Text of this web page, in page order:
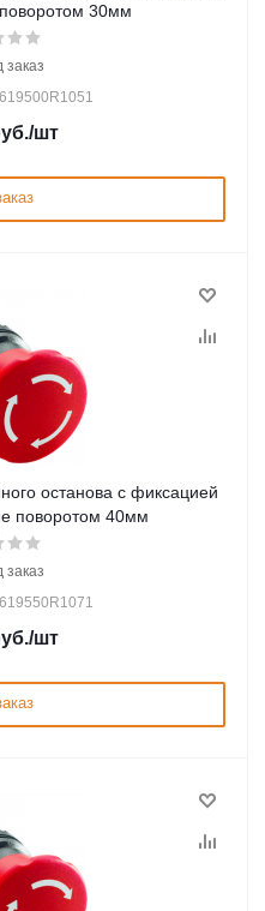
30мм
заказ
/шт
останова с фиксацией
поворотом 40мм
заказ
/шт